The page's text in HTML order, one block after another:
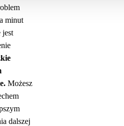
minut
jest
Możesz
dalszej